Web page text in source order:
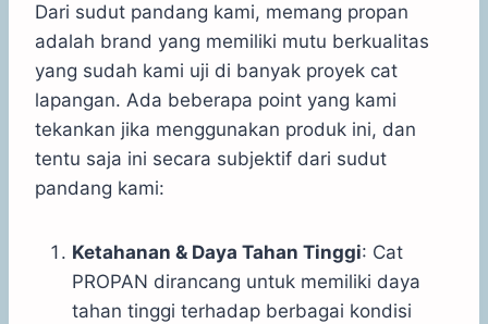
Dari sudut pandang kami, memang propan
adalah brand yang memiliki mutu berkualitas
yang sudah kami uji di banyak proyek cat
lapangan. Ada beberapa point yang kami
tekankan jika menggunakan produk ini, dan
tentu saja ini secara subjektif dari sudut
pandang kami:
Ketahanan & Daya Tahan Tinggi: Cat
PROPAN dirancang untuk memiliki daya
tahan tinggi terhadap berbagai kondisi